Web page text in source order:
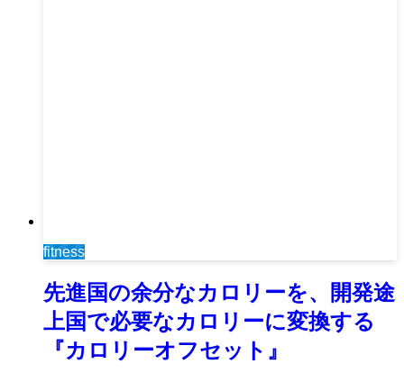
fitness
先進国の余分なカロリーを、開発途
上国で必要なカロリーに変換する
『カロリーオフセット』